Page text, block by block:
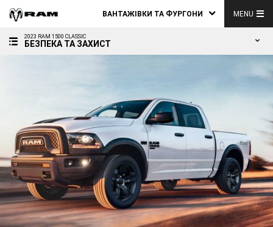
ВАНТАЖІВКИ ТА ФУРГОНИ MENU
2023 RAM 1500 CLASSIC
БЕЗПЕКА ТА ЗАХИСТ